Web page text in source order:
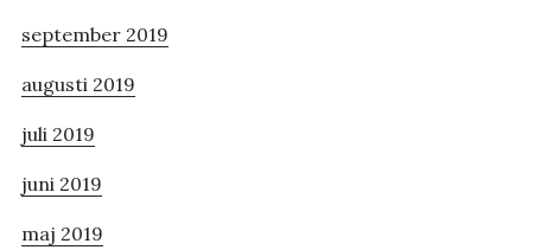
september 2019
augusti 2019
juli 2019
juni 2019
maj 2019